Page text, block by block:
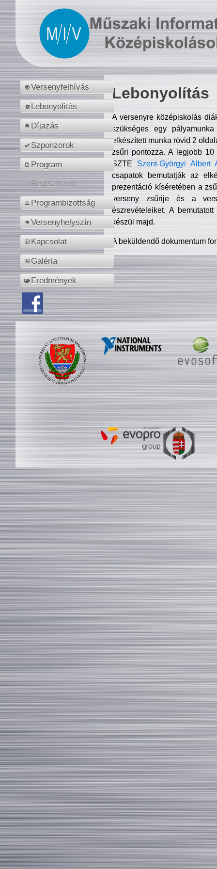
Versenyfelhívás
Lebonyolítás
Díjazás
Szponzorok
Program
Regisztráció
Programbizottság
Versenyhelyszín
Kapcsolat
Galéria
Eredmények
Lebonyolítás
A versenyre középiskolás
szükséges egy
elkészített munka rövid 2
zsűri pontozza. A legjobb
SZTE Szent-Györgyi Albert
csapatok bemutatják az
prezentáció kíséretében a
verseny zsűrije és a
észrevételeiket. A
készül majd.
A beküldendő dokumentum